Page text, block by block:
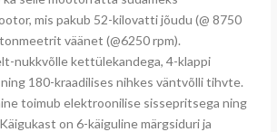
mis pakub 52-kilovatti jõudu (@ 8750
väänet (@6250 rpm).
nukkvõlle kettülekandega, 4-klappi
180-kraadilises nihkes väntvõlli tihvte.
toimub elektroonilise sissepritsega ning
on 6-käiguline märgsiduri ja